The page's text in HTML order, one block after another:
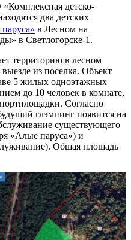
детско-
два детских
в Лесном на
в Светлогорске-1.
территорию в лесном
из поселка. Объект
5 жилых одноэтажных
до 10 человек в комнате,
Согласно
глэмпинг появится на
существующего
«Алые паруса») и
Общая площадь